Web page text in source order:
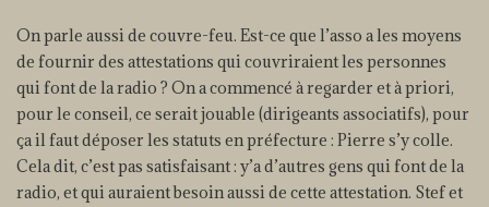
On parle aussi de couvre-feu. Est-ce que l’asso a les moyens
de fournir des attestations qui couvriraient les personnes
qui font de la radio ? On a commencé à regarder et à priori,
pour le conseil, ce serait jouable (dirigeants associatifs), pour
ça il faut déposer les statuts en préfecture : Pierre s’y colle.
Cela dit, c’est pas satisfaisant : y’a d’autres gens qui font de la
radio, et qui auraient besoin aussi de cette attestation. Stef et